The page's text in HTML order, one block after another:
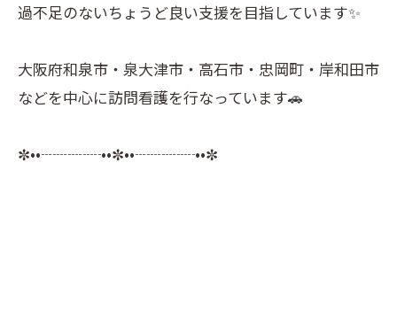
過不足のないちょうど良い支援を目指しています✨
大阪府和泉市・泉大津市・高石市・忠岡町・岸和田市
などを中心に訪問看護を行なっています🚗
✼••┈┈┈┈••✼••┈┈┈┈••✼